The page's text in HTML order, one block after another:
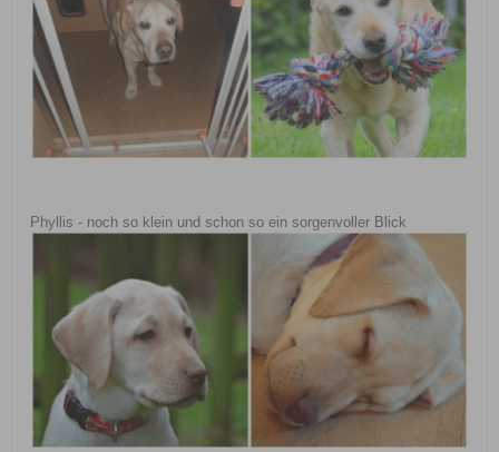
Phyllis - noch so klein und schon so ein sorgenvoller Blick